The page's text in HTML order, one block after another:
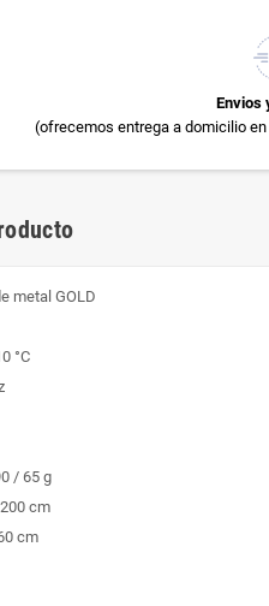
Envios
(ofrecemos entrega a domicilio
metal GOLD
°C
/ 65 g
cm
cm